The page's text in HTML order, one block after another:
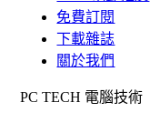
免費訂閱
下載雜誌
關於我們
PC TECH 電腦技術